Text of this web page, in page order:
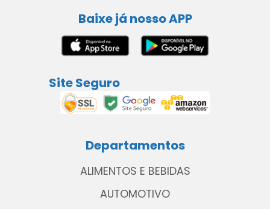
Baixe já nosso APP
Site Seguro
Departamentos
ALIMENTOS E BEBIDAS
AUTOMOTIVO